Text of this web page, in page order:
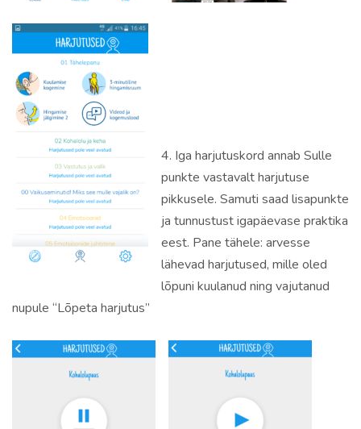
4. Iga harjutuskord annab Sulle
punkte vastavalt harjutuse
pikkusele. Samuti saad lisapunkte
ja tunnustust igapäevase praktika
eest. Pane tähele: arvesse
lähevad harjutused, mille oled
lõpuni kuulanud ning vajutanud
nupule “Lõpeta harjutus”